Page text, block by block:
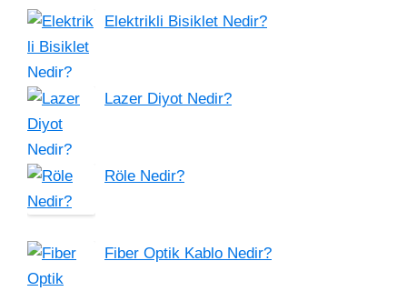
Elektrikli Bisiklet Nedir?
Lazer Diyot Nedir?
Röle Nedir?
Fiber Optik Kablo Nedir?